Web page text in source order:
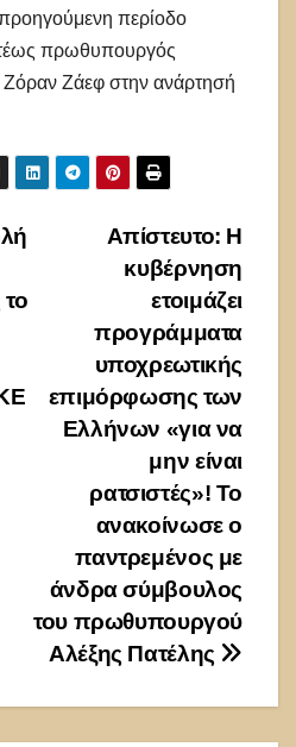
περίοδο
πρωθυπουργός
Ζόραν Ζάεφ στην ανάρτησή
Απίστευτο: Η
κυβέρνηση
ετοιμάζει
προγράμματα
υποχρεωτικής
επιμόρφωσης των
Ελλήνων «για να
μην είναι
ρατσιστές»! Το
ανακοίνωσε ο
παντρεμένος με
άνδρα σύμβουλος
του πρωθυπουργού
Αλέξης Πατέλης